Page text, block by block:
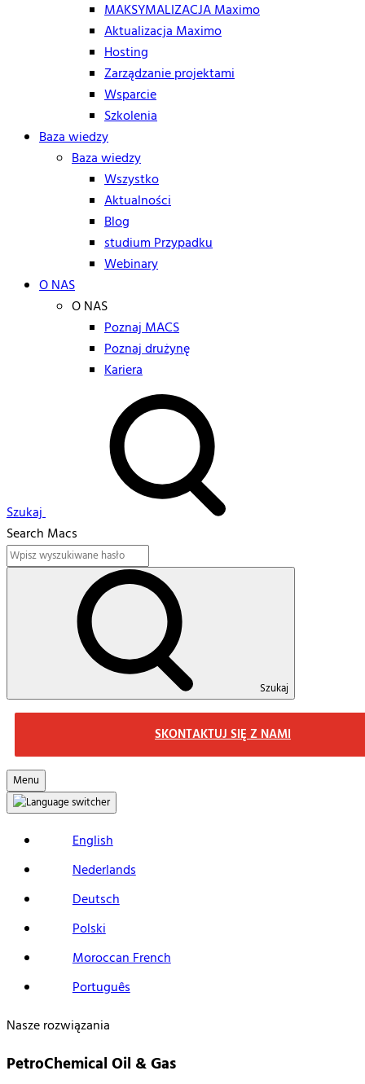
MAKSYMALIZACJA Maximo
Aktualizacja Maximo
Hosting
Zarządzanie projektami
Wsparcie
Szkolenia
Baza wiedzy
Baza wiedzy
Wszystko
Aktualności
Blog
studium Przypadku
Webinary
O NAS
O NAS
Poznaj MACS
Poznaj drużynę
Kariera
Szukaj
Search Macs
Szukaj
SKONTAKTUJ SIĘ Z NAMI
Menu
English
Nederlands
Deutsch
Polski
Moroccan French
Português
Nasze rozwiązania
PetroChemical Oil & Gas